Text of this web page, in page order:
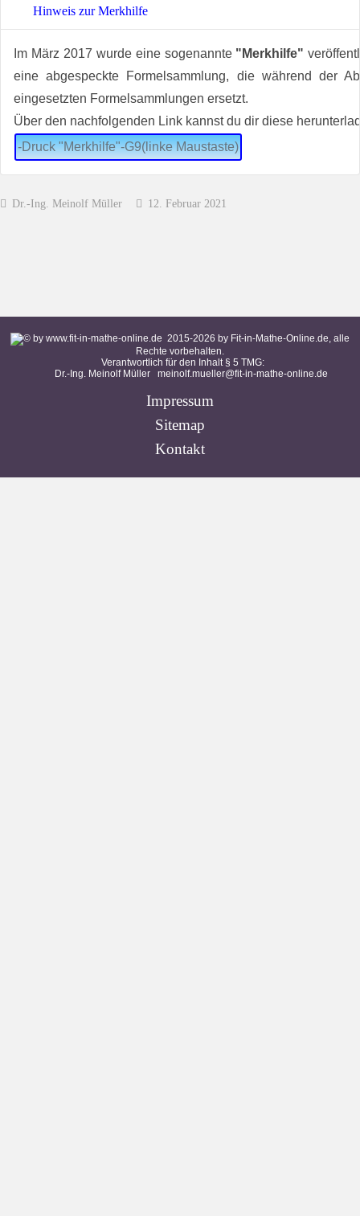
Hinweis zur Merkhilfe
Im März 2017 wurde eine sogenannte "Merkhilfe"
eine abgespeckte Formelsammlung, die während der
eingesetzten Formelsammlungen ersetzt.
Über den nachfolgenden Link kannst du dir diese
-Druck "Merkhilfe"-G9(linke Maustaste)
Dr.-Ing. Meinolf Müller 12. Februar 2021
2015-2026 by Fit-in-Mathe-Online.de, alle
Rechte vorbehalten.
Verantwortlich für den Inhalt § 5 TMG:
Dr.-Ing. Meinolf Müller meinolf.mueller@fit-in-mathe-online.de
Impressum
Sitemap
Kontakt